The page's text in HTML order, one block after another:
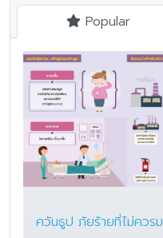
Popular
ควันธูป ภัยร้ายที่ไม่ควร